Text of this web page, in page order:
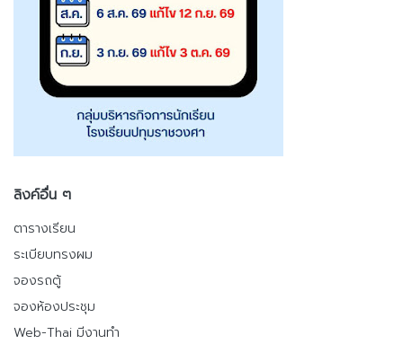
ลิงค์อื่น ๆ
ตารางเรียน
ระเบียบทรงผม
จองรถตู้
จองห้องประชุม
Web-Thai มีงานทำ